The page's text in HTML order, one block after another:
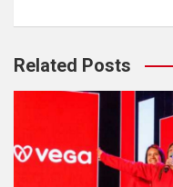
Related Posts